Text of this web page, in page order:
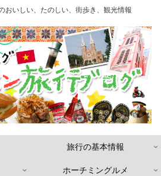
おいしい、たのしい、街歩き、観光情報
旅行の基本情報
ホーチミングルメ